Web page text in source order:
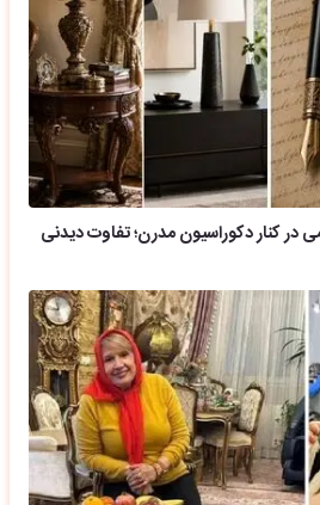
در کنار دکوراسیون مدرن؛ تفاوت دیدنی